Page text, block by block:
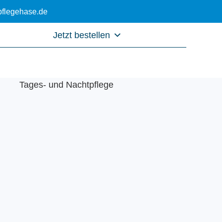
Jetzt bestellen